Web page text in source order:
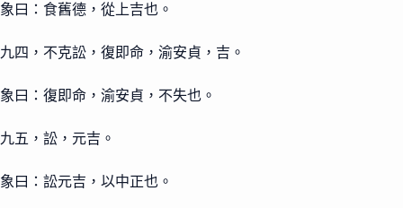
象曰：食舊德，從上吉也。
九四，不克訟，復即命，渝安貞，吉。
象曰：復即命，渝安貞，不失也。
九五，訟，元吉。
象曰：訟元吉，以中正也。